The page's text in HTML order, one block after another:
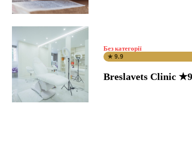
Без категорії
★ 9.9
Breslavets Clinic